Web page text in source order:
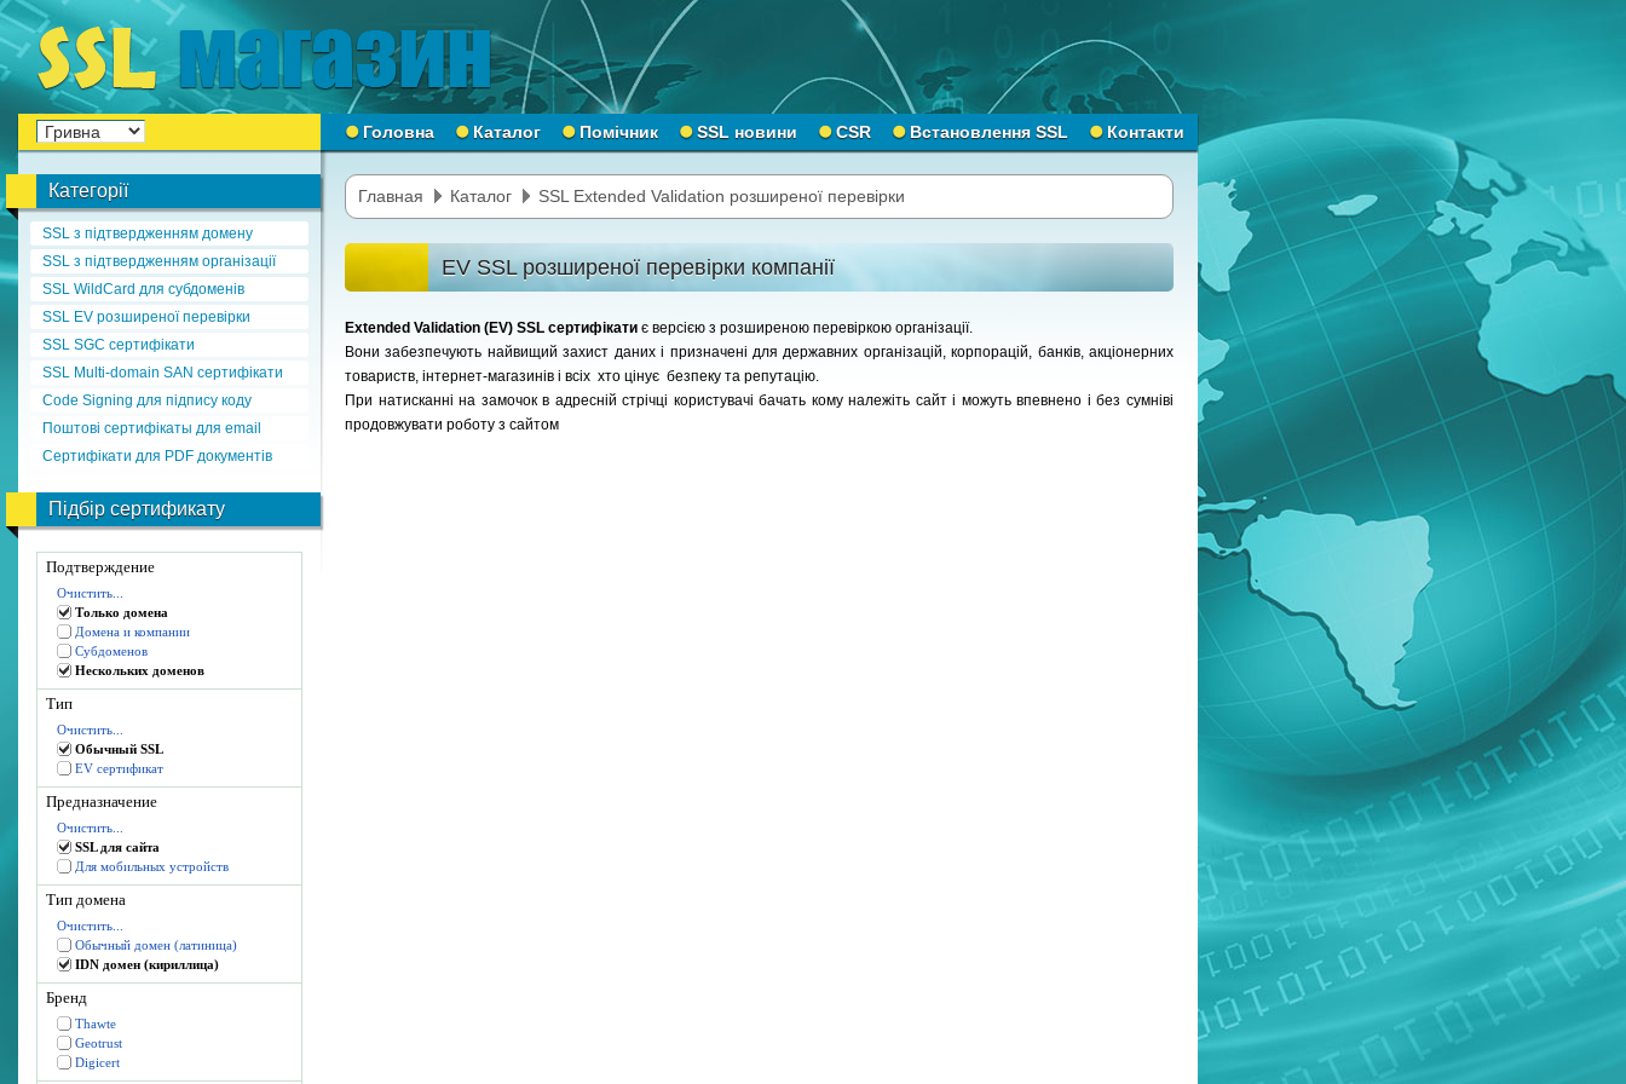
Головна Каталог Помічник SSL новини CSR Встановлення SSL Контакти
Категорії
SSL з підтвердженням домену
SSL з підтвердженням організації
SSL WildCard для субдоменів
SSL EV розширеної перевірки
SSL SGC сертифікати
SSL Multi-domain SAN сертифікати
Code Signing для підпису коду
Поштові сертифікаты для email
Сертифікати для PDF документів
Підбір сертификату
Подтверждение
Очистить...
Только домена
Домена и компании
Субдоменов
Нескольких доменов
Тип
Очистить...
Обычный SSL
EV сертификат
Предназначение
Очистить...
SSL для сайта
Для мобильных устройств
Тип домена
Очистить...
Обычный домен (латиница)
IDN домен (кириллица)
Бренд
Thawte
Geotrust
Digicert
Главная Каталог SSL Extended Validation розширеної перевірки
EV SSL розширеної перевірки компанії
Extended Validation (EV) SSL сертифікати є версією з розширеною перевіркою організації.
Вони забезпечують найвищий захист даних і призначені для державних організацій, корпорацій, банків, акціонерних
товариств, інтернет-магазинів і всіх хто цінує безпеку та репутацію.
При натисканні на замочок в адресній стрічці користувачі бачать кому належіть сайт і можуть впевнено і без сумніві
продовжувати роботу з сайтом